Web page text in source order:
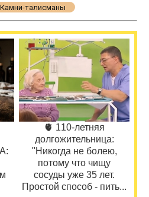
Камни-талисманы
🫀 110-летняя
долгожительница:
"Никогда не болею,
потому что чищу
сосуды уже 35 лет.
Простой способ - пить...